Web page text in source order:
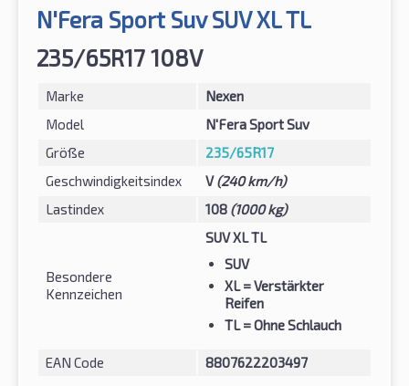
N'Fera Sport Suv SUV XL TL
235/65R17 108V
Marke
Nexen
Model
N'Fera Sport Suv
Größe
235/65R17
Geschwindigkeitsindex
V(240 km/h)
Lastindex
108 (1000 kg)
Besondere
Kennzeichen
SUV XL TL
SUV
XL= Verstärkter
Reifen
TL= Ohne Schlauch
EAN Code 8807622203497